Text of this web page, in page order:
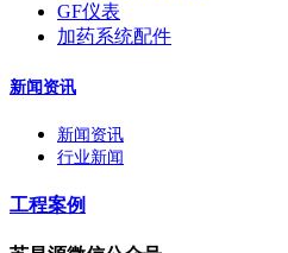
GF仪表
加药系统配件
新闻资讯
新闻资讯
行业新闻
工程案例